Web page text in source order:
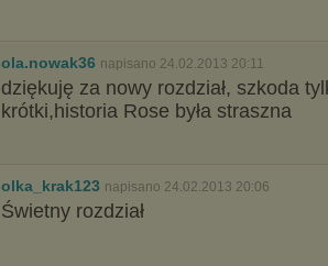
ola.nowak36 napisano 24.02.2013 20:11
dziękuję za nowy rozdział, szkoda
krótki,historia Rose była straszna
olka_krak123 napisano 24.02.2013 20:06
Świetny rozdział